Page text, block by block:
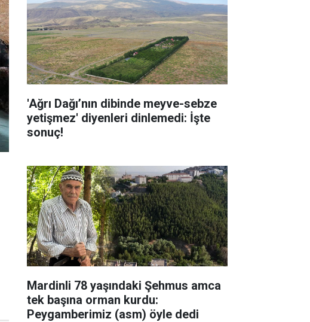
'Ağrı Dağı’nın dibinde meyve-sebze
yetişmez' diyenleri dinlemedi: İşte
sonuç!
Mardinli 78 yaşındaki Şehmus amca
tek başına orman kurdu:
Peygamberimiz (asm) öyle dedi